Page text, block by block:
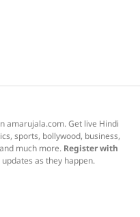
amarujala.com. Get live Hindi
sports, bollywood, business,
much more. Register with
as they happen.